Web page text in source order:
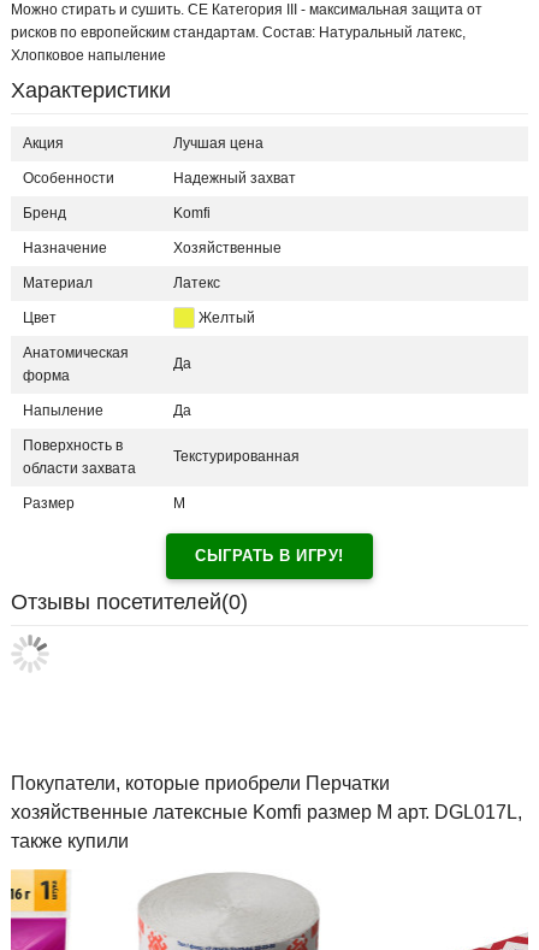
Можно стирать и сушить. СЕ Категория III - максимальная защита от
рисков по европейским стандартам. Состав: Натуральный латекс,
Хлопковое напыление
Характеристики
Акция Лучшая цена
Особенности Надежный захват
Бренд Komfi
Назначение Хозяйственные
Материал Латекс
Цвет Желтый
Анатомическая
форма
Да
Напыление Да
Поверхность в
области захвата
Текстурированная
Размер М
СЫГРАТЬ В ИГРУ!
Отзывы посетителей(0)
Покупатели, которые приобрели Перчатки
хозяйственные латексные Komfi размер M арт. DGL017L,
также купили